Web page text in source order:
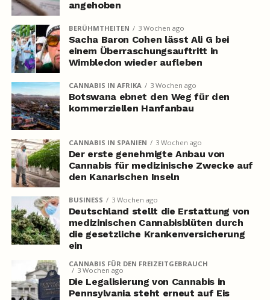
angehoben
BERÜHMTHEITEN 3 Wochen ago
Sacha Baron Cohen lässt Ali G bei
einem Überraschungsauftritt in
Wimbledon wieder aufleben
CANNABIS IN AFRIKA 3 Wochen ago
Botswana ebnet den Weg für den
kommerziellen Hanfanbau
CANNABIS IN SPANIEN 3 Wochen ago
Der erste genehmigte Anbau von
Cannabis für medizinische Zwecke auf
den Kanarischen Inseln
BUSINESS 3 Wochen ago
Deutschland stellt die Erstattung von
medizinischen Cannabisblüten durch
die gesetzliche Krankenversicherung
ein
CANNABIS FÜR DEN FREIZEITGEBRAUCH
3 Wochen ago
Die Legalisierung von Cannabis in
Pennsylvania steht erneut auf Eis